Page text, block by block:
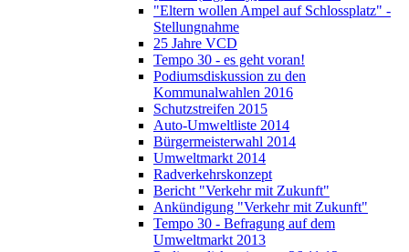
"Eltern wollen Ampel auf Schlossplatz" -
Stellungnahme
25 Jahre VCD
Tempo 30 - es geht voran!
Podiumsdiskussion zu den
Kommunalwahlen 2016
Schutzstreifen 2015
Auto-Umweltliste 2014
Bürgermeisterwahl 2014
Umweltmarkt 2014
Radverkehrskonzept
Bericht "Verkehr mit Zukunft"
Ankündigung "Verkehr mit Zukunft"
Tempo 30 - Befragung auf dem
Umweltmarkt 2013